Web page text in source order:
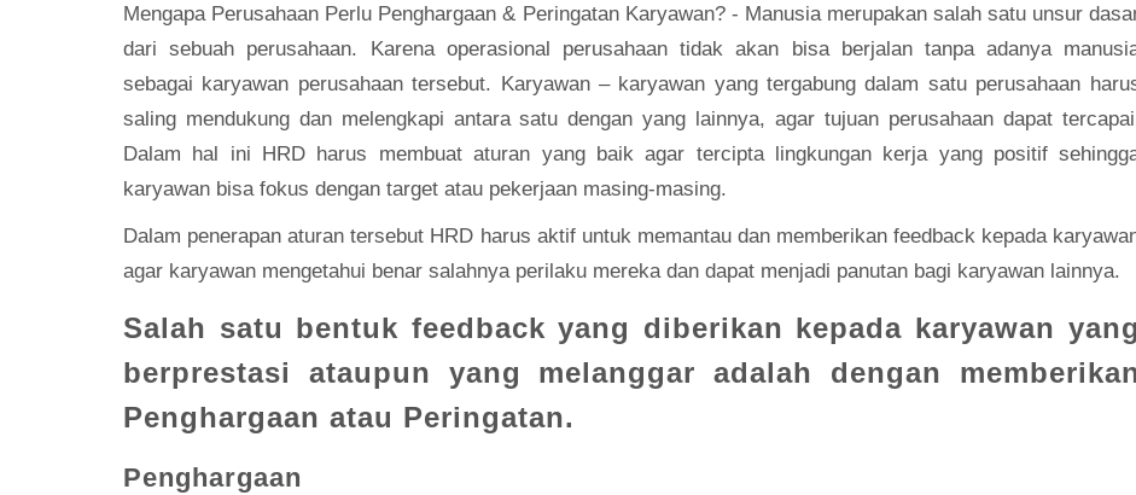
Mengapa Perusahaan Perlu Penghargaan & Peringatan Karyawan? - Manusia merupakan salah satu unsur
dari sebuah perusahaan. Karena operasional perusahaan tidak akan bisa berjalan tanpa adanya
sebagai karyawan perusahaan tersebut. Karyawan – karyawan yang tergabung dalam satu perusahaan
saling mendukung dan melengkapi antara satu dengan yang lainnya, agar tujuan perusahaan dapat
Dalam hal ini HRD harus membuat aturan yang baik agar tercipta lingkungan kerja yang positif
karyawan bisa fokus dengan target atau pekerjaan masing-masing.
Dalam penerapan aturan tersebut HRD harus aktif untuk memantau dan memberikan feedback kepada
agar karyawan mengetahui benar salahnya perilaku mereka dan dapat menjadi panutan bagi karyawan lainnya.
Salah satu bentuk feedback yang diberikan kepada karyawan yang
berprestasi ataupun yang melanggar adalah dengan
Penghargaan atau Peringatan.
Penghargaan